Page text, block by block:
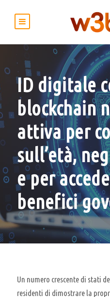
ID digitale
blockchain
attiva per
sull’età,
e per
benefici
Un numero crescente di stati
residenti di dimostrare la